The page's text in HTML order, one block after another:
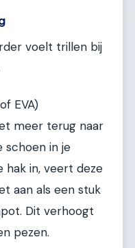
voelt trillen bij
EVA)
meer terug naar
schoen in je
hak in, veert deze
aan als een stuk
Dit verhoogt
pezen.